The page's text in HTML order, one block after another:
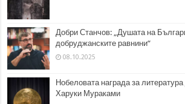
Добри Станчов: „Душата на
добруджанските равнини“
08.10.2025
Нобеловата награда за
Харуки Мураками